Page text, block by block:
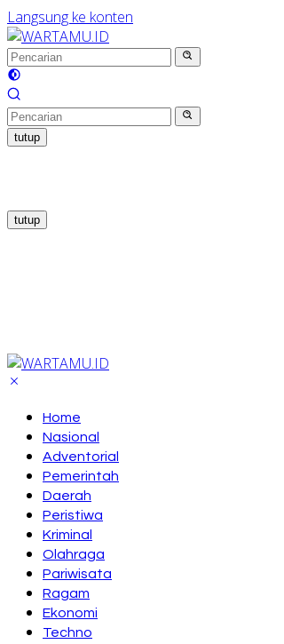
Langsung ke konten
tutup
tutup
Home
Nasional
Adventorial
Pemerintah
Daerah
Peristiwa
Kriminal
Olahraga
Pariwisata
Ragam
Ekonomi
Techno